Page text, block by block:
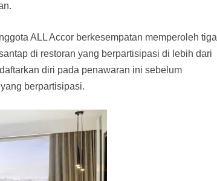
ALL Accor berkesempatan memperoleh tiga
di restoran yang berpartisipasi di lebih dari
diri pada penawaran ini sebelum
berpartisipasi.